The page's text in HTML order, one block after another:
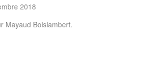
2018
Mayaud Boislambert.